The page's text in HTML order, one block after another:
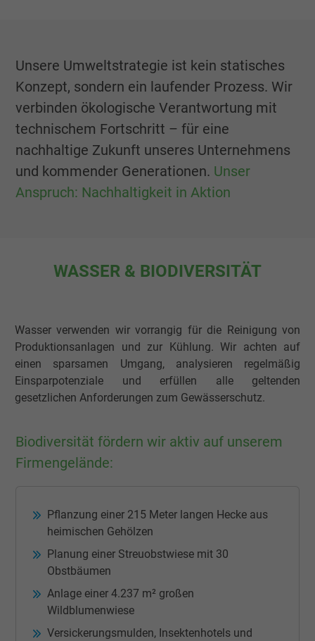
Unsere Umweltstrategie ist kein statisches
Konzept, sondern ein laufender Prozess. Wir
verbinden ökologische Verantwortung mit
technischem Fortschritt – für eine
nachhaltige Zukunft unseres Unternehmens
und kommender Generationen. Unser
Anspruch: Nachhaltigkeit in Aktion
WASSER & BIODIVERSITÄT
Wasser verwenden wir vorrangig für die Reinigung von
Produktionsanlagen und zur Kühlung. Wir achten auf
einen sparsamen Umgang, analysieren regelmäßig
Einsparpotenziale und erfüllen alle geltenden
gesetzlichen Anforderungen zum Gewässerschutz.
Biodiversität fördern wir aktiv auf unserem
Firmengelände:
Pflanzung einer 215 Meter langen Hecke aus
heimischen Gehölzen
Planung einer Streuobstwiese mit 30
Obstbäumen
Anlage einer 4.237 m² großen
Wildblumenwiese
Versickerungsmulden, Insektenhotels und